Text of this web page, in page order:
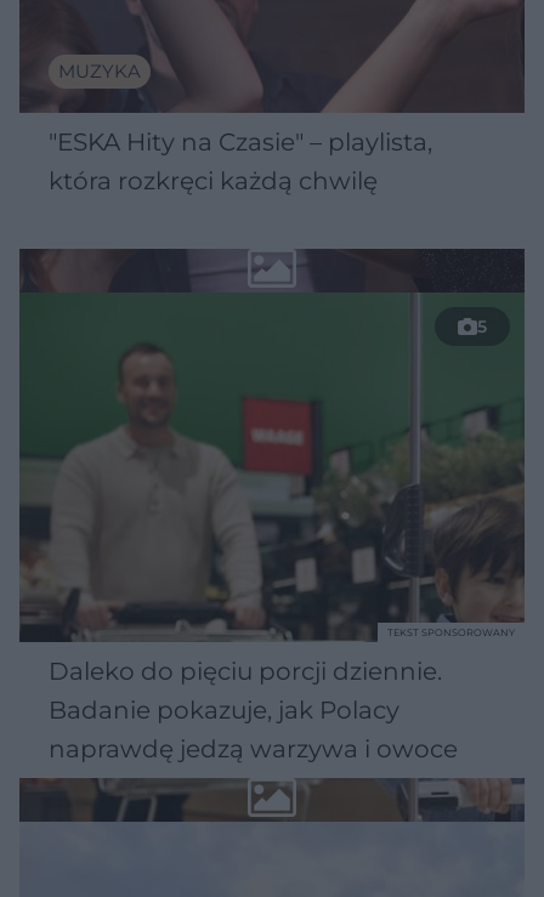
MUZYKA
"ESKA Hity na Czasie" – playlista,
która rozkręci każdą chwilę
5
Daleko do pięciu porcji dziennie.
Badanie pokazuje, jak Polacy
naprawdę jedzą warzywa i owoce
TEKST SPONSOROWANY